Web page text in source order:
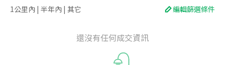
1公里內 | 半年內 | 其它 編輯篩選條件
還沒有任何成交資訊